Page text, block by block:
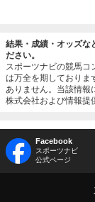
結果・成績・オッズな
ださい。
スポーツナビの競馬コ
は万全を期しておりま
ありません。当該情報
株式会社および情報提
Facebook
スポーツナビ
公式ページ